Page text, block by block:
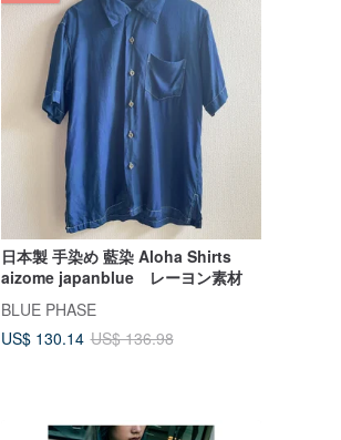
日本製 手染め 藍染 Aloha Shirts
aizome japanblue レーヨン素材
BLUE PHASE
US$ 130.14 US$ 136.98